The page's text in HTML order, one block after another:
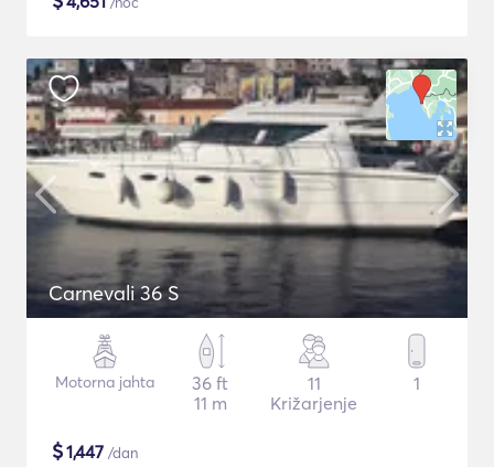
Carnevali 36 S
Motorna jahta
36 ft
11 m
11
Križarjenje
1
$1,447 /dan